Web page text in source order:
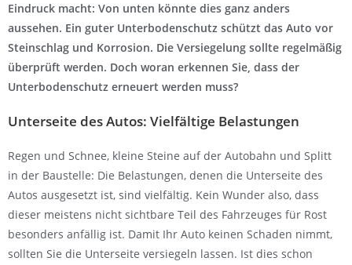
Eindruck macht: Von unten könnte dies ganz anders
aussehen. Ein guter Unterbodenschutz schützt das Auto vor
Steinschlag und Korrosion. Die Versiegelung sollte regelmäßig
überprüft werden. Doch woran erkennen Sie, dass der
Unterbodenschutz erneuert werden muss?
Unterseite des Autos: Vielfältige Belastungen
Regen und Schnee, kleine Steine auf der Autobahn und Splitt
in der Baustelle: Die Belastungen, denen die Unterseite des
Autos ausgesetzt ist, sind vielfältig. Kein Wunder also, dass
dieser meistens nicht sichtbare Teil des Fahrzeuges für Rost
besonders anfällig ist. Damit Ihr Auto keinen Schaden nimmt,
sollten Sie die Unterseite versiegeln lassen. Ist dies schon